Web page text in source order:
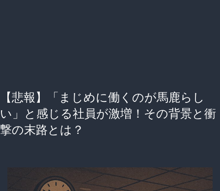
【悲報】「まじめに働くのが馬鹿らし
い」と感じる社員が激増！その背景と衝
撃の末路とは？